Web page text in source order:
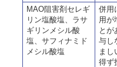
MAO阻害剤セレギ
リン塩酸塩、ラサ
ギリンメシル酸
塩、サフィナミド
メシル酸塩
併用
用が
とが
与し
まし
得ず